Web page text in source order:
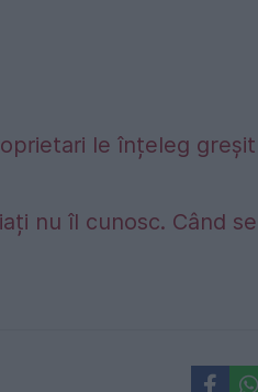
le înțeleg
nu îl cunosc. Când